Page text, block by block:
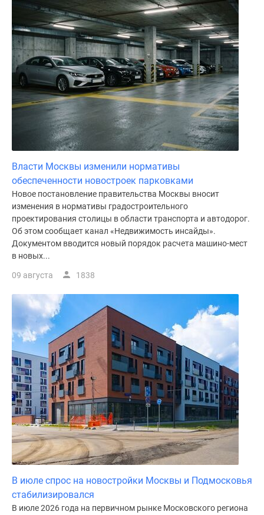
коттеджи
Коттеджные
поселки
Новой
Москве
коттеджные
поселки
Строящиеся
коттеджные
поселки
Коттеджные
поселки
лесу
поселки
водоема
Коттеджные
поселки
ипотеку
Бизнес-
центры
Коттеджи
Скидки
акции
Макс
Власти Москвы изменили нормативы
обеспеченности новостроек парковками
Новое постановление правительства Москвы вносит
изменения в нормативы градостроительного
проектирования столицы в области транспорта и автодорог.
Об этом сообщает канал «Недвижимость инсайды».
Документом вводится новый порядок расчета машино-мест
в новых...
09 августа 1838
В июле спрос на новостройки Москвы и Подмосковья
стабилизировался
В июле 2026 года на первичном рынке Московского региона